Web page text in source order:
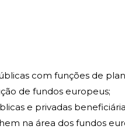
com funções de
de fundos europeus;
e privadas
na área dos fundos